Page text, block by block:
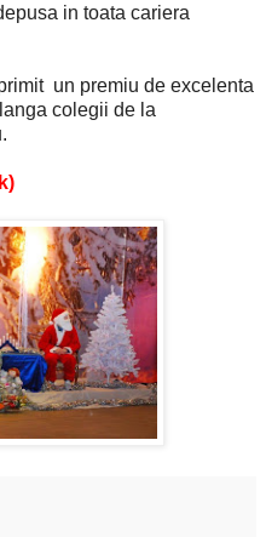
in toata cariera
un premiu de excelenta
colegii de la